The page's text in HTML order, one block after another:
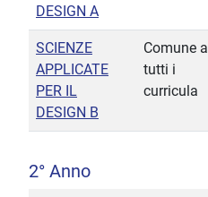
DESIGN A
SCIENZE
APPLICATE
PER IL
DESIGN B
Comune a
tutti i
curricula
2° Anno